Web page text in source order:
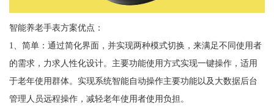
智能养老手表方案优点：
1、简单：通过简化界面，并实现两种模式切换，来满足不同使用者
的需求，力求人性化设计。主要功能使用方式实现一键操作，适用
于老年使用群体。实现系统智能自动操作主要功能以及大数据后台
管理人员远程操作，减轻老年使用者使用负担。